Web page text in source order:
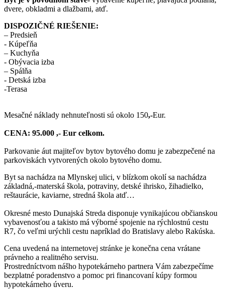
dvere, obkladmi a dlažbami, atď.
DISPOZIČNÉ RIEŠENIE:
– Predsieň
- Kúpeľňa
– Kuchyňa
- Obývacia izba
– Spálňa
- Detská izba
-Terasa
Mesačné náklady nehnuteľnosti sú okolo 150,-Eur.
CENA: 95.000 ,- Eur celkom.
Parkovanie áut majiteľov bytov bytového domu je zabezpečené na
parkoviskách vytvorených okolo bytového domu.
Byt sa nachádza na Mlynskej ulici, v blízkom okolí sa nachádza
základná,-materská škola, potraviny, detské ihrisko, žihadielko,
reštaurácie, kaviarne, stredná škola atď…
Okresné mesto Dunajská Streda disponuje vynikajúcou občianskou
vybavenosťou a takisto má výborné spojenie na rýchlostnú cestu
R7, čo veľmi urýchli cestu napríklad do Bratislavy alebo Rakúska.
Cena uvedená na internetovej stránke je konečna cena vrátane
právneho a realitného servisu.
Prostredníctvom nášho hypotekárneho partnera Vám zabezpečíme
bezplatné poradenstvo a pomoc pri financovaní kúpy formou
hypotekárneho úveru.